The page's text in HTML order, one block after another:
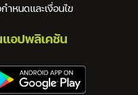
ำหนดและเงื่อนไข
แอปพลิเคชัน